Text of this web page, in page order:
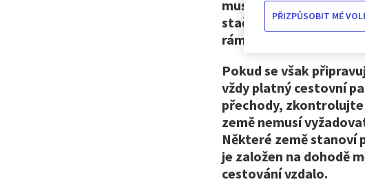
musíme udělat, je vzít
stačí mít v kapse náš
rámci Unie a
Pokud se však
vždy platný cestovní
přechody,
země nemusí
Některé země stanoví
je založen na dohodě
cestování vzdalo.
PŘIZPŮSOBIT MÉ